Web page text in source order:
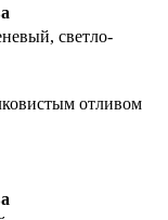
светло-
отливом